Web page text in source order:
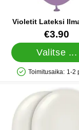
Violetit Lateksi
Lavenderi
Tuote.nro 38427
€3.90
Valitse ...
Saatavuus: Varastossa
Toimitusaika: 1-2
Merkitse